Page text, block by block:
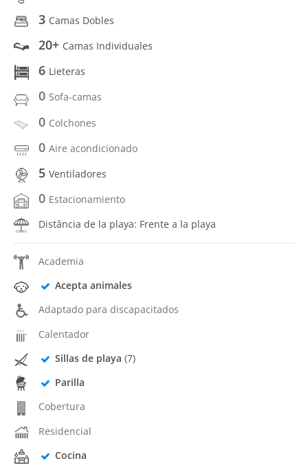
3 Camas Dobles
20+ Camas Individuales
6 Lieteras
0 Sofa-camas
0 Colchones
0 Aire acondicionado
5 Ventiladores
0 Estacionamiento
Distância de la playa: Frente a la playa
Academia
Acepta animales
Adaptado para discapacitados
Calentador
Sillas de playa (7)
Parilla
Cobertura
Residencial
Cocina